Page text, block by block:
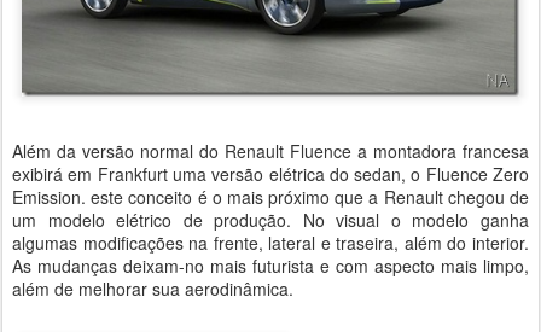
Além da versão normal do Renault Fluence a montadora francesa
exibirá em Frankfurt uma versão elétrica do sedan, o Fluence Zero
Emission. este conceito é o mais próximo que a Renault chegou de
um modelo elétrico de produção. No visual o modelo ganha
algumas modificações na frente, lateral e traseira, além do interior.
As mudanças deixam-no mais futurista e com aspecto mais limpo,
além de melhorar sua aerodinâmica.